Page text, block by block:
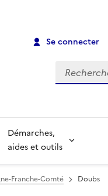
Se connecter
Recherche
Démarches,
aides et outils
Franche-Comté Doubs